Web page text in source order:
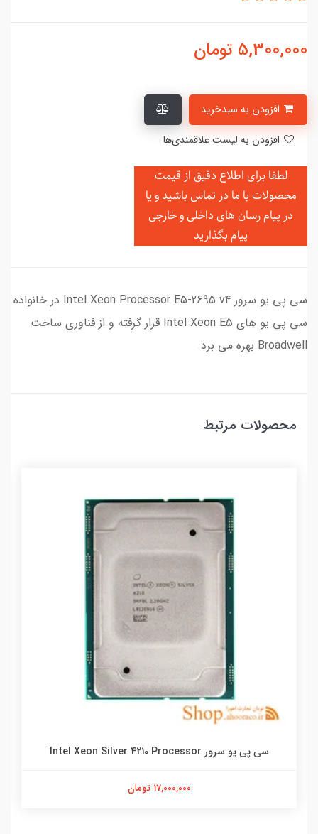
5,300,000 تومان
لطفا برای اطلاع دقیق از قیمت
محصولات با ما در تماس باشید و یا
در پیام رسان های داخلی و خارجی
پیام بگذارید
سی پی یو سرور Intel Xeon Processor E5-2695 v4 در خانواده
سی پی یو های Intel Xeon E5 قرار گرفته و از فناوری ساخت
Broadwell بهره می برد.
محصولات مرتبط
سی پی یو سرور Intel Xeon Silver 4210 Processor
17,000,000 تومان